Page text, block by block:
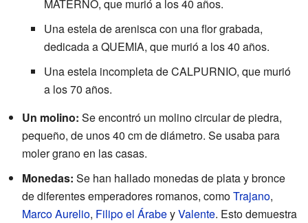
MATERNO, que murió a los 40 años.
Una estela de arenisca con una flor grabada,
dedicada a QUEMIA, que murió a los 40 años.
Una estela incompleta de CALPURNIO, que murió
a los 70 años.
Un molino: Se encontró un molino circular de piedra,
pequeño, de unos 40 cm de diámetro. Se usaba para
moler grano en las casas.
Monedas: Se han hallado monedas de plata y bronce
de diferentes emperadores romanos, comoTrajano,
Marco Aurelio, Filipo el ÁrabeyValente. Esto demuestra